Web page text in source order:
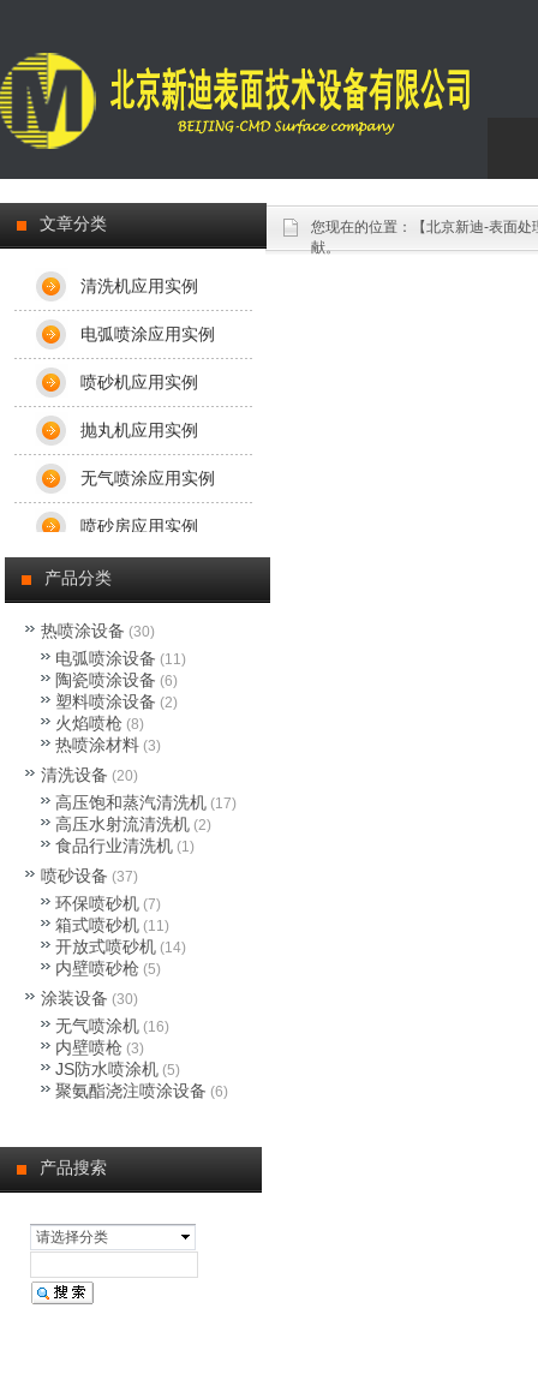
产品搜索
请选择分类
您现在的位置：
【北京新迪-表面
献。
产品分类
热喷涂设备 (30)
电弧喷涂设备 (11)
陶瓷喷涂设备 (6)
塑料喷涂设备 (2)
火焰喷枪 (8)
热喷涂材料 (3)
清洗设备 (20)
高压饱和蒸汽清洗机 (17)
高压水射流清洗机 (2)
食品行业清洗机 (1)
喷砂设备 (37)
环保喷砂机 (7)
箱式喷砂机 (11)
开放式喷砂机 (14)
内壁喷砂枪 (5)
涂装设备 (30)
无气喷涂机 (16)
内壁喷枪 (3)
JS防水喷涂机 (5)
聚氨酯浇注喷涂设备 (6)
文章分类
清洗机应用实例
电弧喷涂应用实例
喷砂机应用实例
抛丸机应用实例
无气喷涂应用实例
喷砂房应用实例
公司新闻
行业动态
热喷涂技术